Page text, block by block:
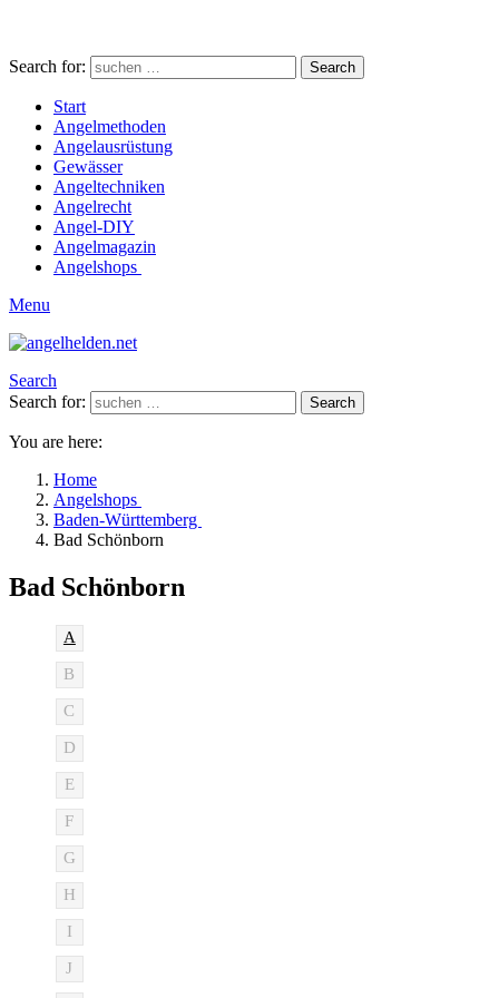
Search for: Search
Start
Angelmethoden
Angelausrüstung
Gewässer
Angeltechniken
Angelrecht
Angel-DIY
Angelmagazin
Angelshops
Menu
Search
Search for:
Search
You are here:
Home
Angelshops
Baden-Württemberg
Bad Schönborn
Bad Schönborn
A
B
C
D
E
F
G
H
I
J